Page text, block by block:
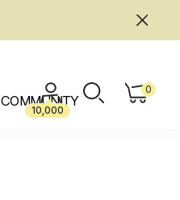
COMMUNITY
10,000
0